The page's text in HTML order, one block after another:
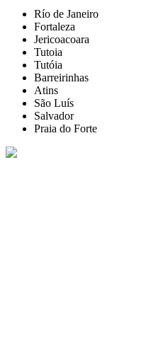
Río de Janeiro
Fortaleza
Jericoacoara
Tutoia
Tutóia
Barreirinhas
Atins
São Luís
Salvador
Praia do Forte